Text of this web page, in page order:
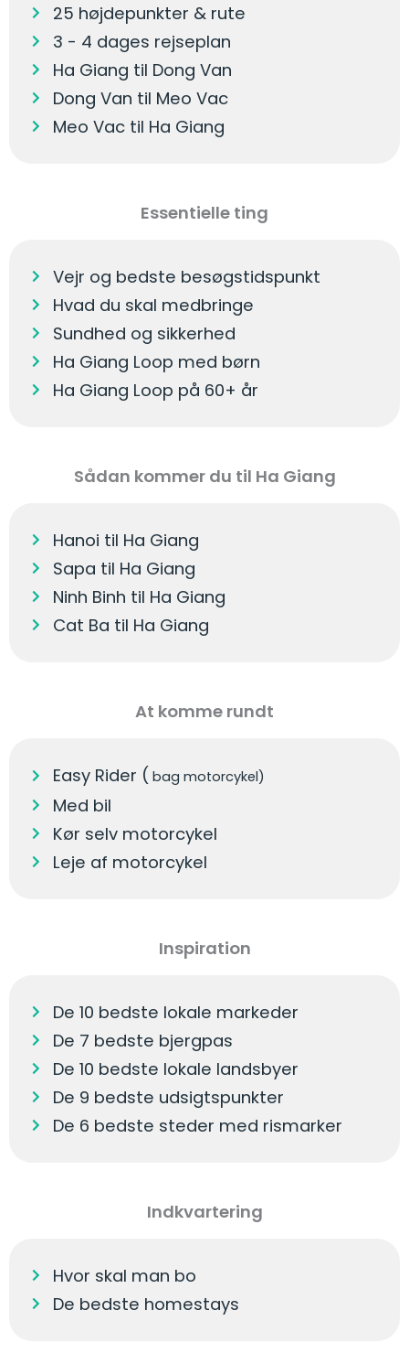
25 højdepunkter & rute
3 - 4 dages rejseplan
Ha Giang til Dong Van
Dong Van til Meo Vac
Meo Vac til Ha Giang
Essentielle ting
Vejr og bedste besøgstidspunkt
Hvad du skal medbringe
Sundhed og sikkerhed
Ha Giang Loop med børn
Ha Giang Loop på 60+ år
Sådan kommer du til Ha Giang
Hanoi til Ha Giang
Sapa til Ha Giang
Ninh Binh til Ha Giang
Cat Ba til Ha Giang
At komme rundt
Easy Rider ( bag motorcykel)
Med bil
Kør selv motorcykel
Leje af motorcykel
Inspiration
De 10 bedste lokale markeder
De 7 bedste bjergpas
De 10 bedste lokale landsbyer
De 9 bedste udsigtspunkter
De 6 bedste steder med rismarker
Indkvartering
Hvor skal man bo
De bedste homestays